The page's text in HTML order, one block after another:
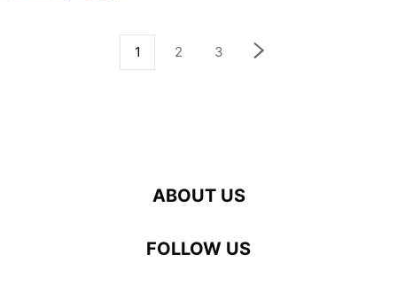
1 2 3
ABOUT US
FOLLOW US